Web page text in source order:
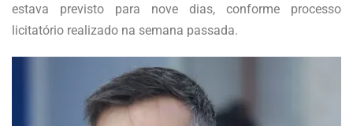
estava previsto para nove dias, conforme processo
licitatório realizado na semana passada.